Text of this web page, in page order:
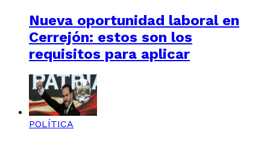
Nueva oportunidad laboral en
Cerrejón: estos son los
requisitos para aplicar
POLÍTICA